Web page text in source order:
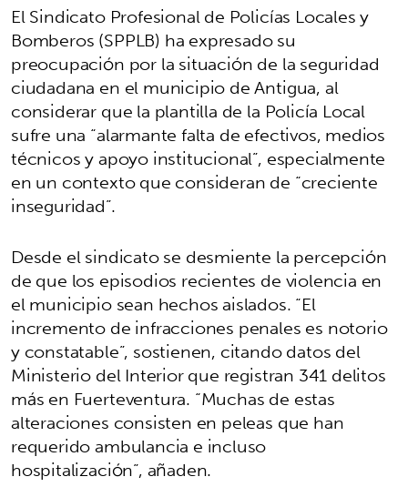
El Sindicato Profesional de Policías Locales y
Bomberos (SPPLB) ha expresado su
preocupación por la situación de la seguridad
ciudadana en el municipio de Antigua, al
considerar que la plantilla de la Policía Local
sufre una “alarmante falta de efectivos, medios
técnicos y apoyo institucional”, especialmente
en un contexto que consideran de “creciente
inseguridad”.
Desde el sindicato se desmiente la percepción
de que los episodios recientes de violencia en
el municipio sean hechos aislados. “El
incremento de infracciones penales es notorio
y constatable”, sostienen, citando datos del
Ministerio del Interior que registran 341 delitos
más en Fuerteventura. “Muchas de estas
alteraciones consisten en peleas que han
requerido ambulancia e incluso
hospitalización”, añaden.